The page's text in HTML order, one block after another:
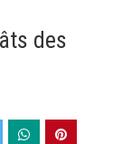
des